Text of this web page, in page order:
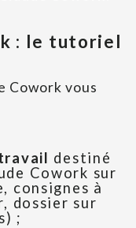
: le tutoriel
Cowork vous
destiné
Cowork sur
consignes à
dossier sur
;